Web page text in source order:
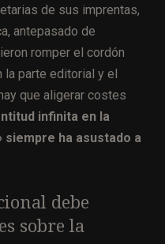
de sus imprentas,
antepasado de
romper el cordón
parte editorial y el
que aligerar costes
infinita en la
ha asustado a
debe
sobre la